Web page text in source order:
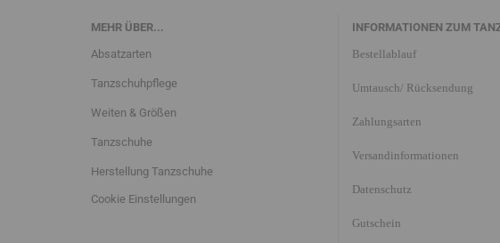
MEHR ÜBER...
Absatzarten
Tanzschuhpflege
Weiten & Größen
Tanzschuhe
Herstellung Tanzschuhe
Cookie Einstellungen
INFORMATIONEN ZUM
Bestellablauf
Umtausch/ Rücksendung
Zahlungsarten
Versandinformationen
Datenschutz
Gutschein